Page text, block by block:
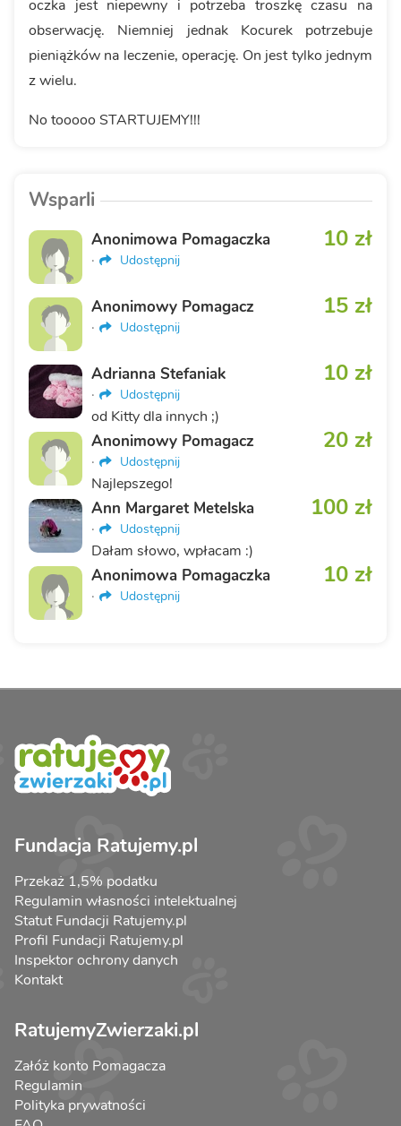
oczka jest niepewny i potrzeba troszkę czasu na
obserwację. Niemniej jednak Kocurek potrzebuje
pieniążków na leczenie, operację. On jest tylko jednym
z wielu.
No tooooo STARTUJEMY!!!
Wsparli
10 zł
Anonimowa Pomagaczka
· Udostępnij
15 zł
Anonimowy Pomagacz
· Udostępnij
10 zł
Adrianna Stefaniak
· Udostępnij
od Kitty dla innych ;)
20 zł
Anonimowy Pomagacz
· Udostępnij
Najlepszego!
100 zł
Ann Margaret Metelska
· Udostępnij
Dałam słowo, wpłacam :)
10 zł
Anonimowa Pomagaczka
· Udostępnij
Fundacja Ratujemy.pl
Przekaż 1,5% podatku
Regulamin własności intelektualnej
Statut Fundacji Ratujemy.pl
Profil Fundacji Ratujemy.pl
Inspektor ochrony danych
Kontakt
RatujemyZwierzaki.pl
Załóż konto Pomagacza
Regulamin
Polityka prywatności